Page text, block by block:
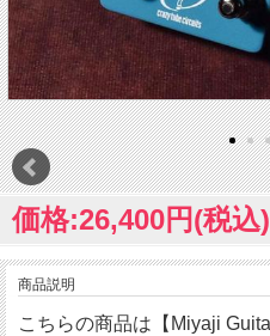
価格:26,400円(税込)
商品説明
こちらの商品は【Miyaji